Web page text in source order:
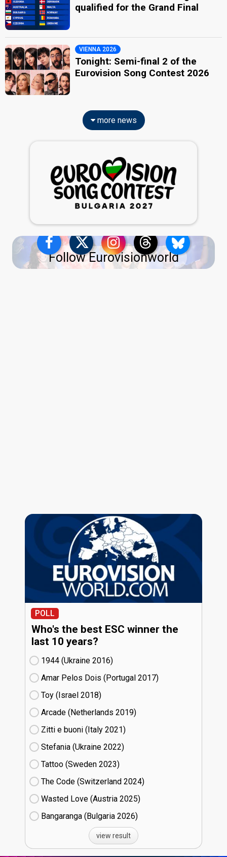
qualified for the Grand Final
VIENNA 2026
Tonight: Semi-final 2 of the
Eurovision Song Contest 2026
more news
Follow Eurovisionworld
POLL
Who's the best ESC winner the
last 10 years?
1944 (Ukraine
16)
Amar Pelos Dois (Portugal
17)
Toy (Israel
18)
Arcade (Netherlands
19)
Zitti e buoni​ (Italy
21)
Stefania (Ukraine
22)
Tattoo (Sweden
23)
The Code (Switzerland
24)
Wasted Love (Austria
25)
Bangaranga (Bulgaria
26)
view result